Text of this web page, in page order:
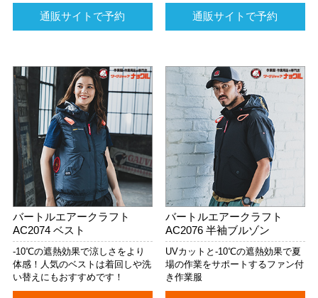
通販サイトで予約 通販サイトで予約
バートルエアークラフト
AC2074 ベスト
-10℃の遮熱効果で涼しさをより
体感！人気のベストは着回しや洗
い替えにもおすすめです！
バートルエアークラフト
AC2076 半袖ブルゾン
UVカットと-10℃の遮熱効果で夏
場の作業をサポートするファン付
き作業服